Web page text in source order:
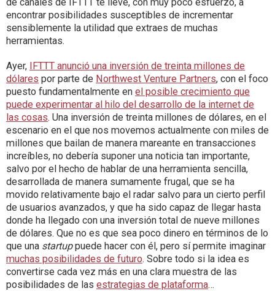
encontrar posibilidades susceptibles de incrementar
sensiblemente la utilidad que extraes de muchas
herramientas.
Ayer, IFTTT anunció una inversión de treinta millones de
dólares por parte de Northwest Venture Partners, con el foco
puesto fundamentalmente en el posible crecimiento que
puede experimentar al hilo del desarrollo de la internet de
las cosas. Una inversión de treinta millones de dólares, en el
escenario en el que nos movemos actualmente con miles de
millones que bailan de manera mareante en transacciones
increíbles, no debería suponer una noticia tan importante,
salvo por el hecho de hablar de una herramienta sencilla,
desarrollada de manera sumamente frugal, que se ha
movido relativamente bajo el radar salvo para un cierto perfil
de usuarios avanzados, y que ha sido capaz de llegar hasta
donde ha llegado con una inversión total de nueve millones
de dólares. Que no es que sea poco dinero en términos de lo
que una startuppuede hacer con él, pero sí permite imaginar
muchas posibilidades de futuro. Sobre todo si la idea es
convertirse cada vez más en una clara muestra de las
posibilidades de las estrategias de plataforma…